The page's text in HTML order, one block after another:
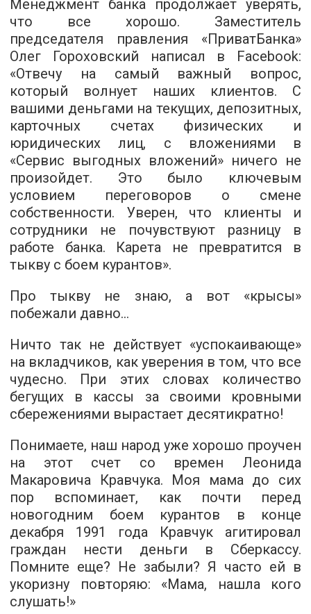
Менеджмент банка продолжает уверять,
что все хорошо. Заместитель
председателя правления «ПриватБанка»
Олег Гороховский написал в Facebook:
«Отвечу на самый важный вопрос,
который волнует наших клиентов. С
вашими деньгами на текущих, депозитных,
карточных счетах физических и
юридических лиц, с вложениями в
«Сервис выгодных вложений» ничего не
произойдет. Это было ключевым
условием переговоров о смене
собственности. Уверен, что клиенты и
сотрудники не почувствуют разницу в
работе банка. Карета не превратится в
тыкву с боем курантов».
Про тыкву не знаю, а вот «крысы»
побежали давно…
Ничто так не действует «успокаивающе»
на вкладчиков, как уверения в том, что все
чудесно. При этих словах количество
бегущих в кассы за своими кровными
сбережениями вырастает десятикратно!
Понимаете, наш народ уже хорошо проучен
на этот счет со времен Леонида
Макаровича Кравчука. Моя мама до сих
пор вспоминает, как почти перед
новогодним боем курантов в конце
декабря 1991 года Кравчук агитировал
граждан нести деньги в Сберкассу.
Помните еще? Не забыли? Я часто ей в
укоризну повторяю: «Мама, нашла кого
слушать!»